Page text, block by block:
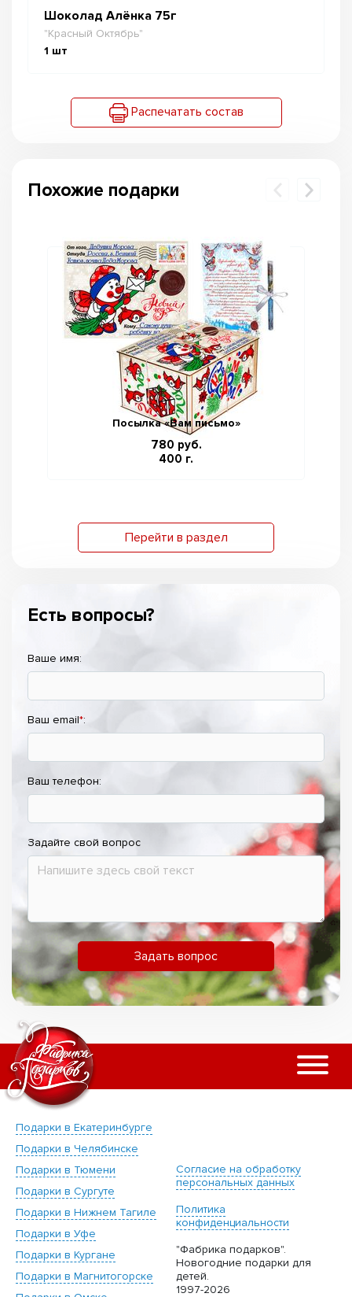
Шоколад Алёнка 75г
"Красный Октябрь"
1 шт
Распечатать состав
Похожие подарки
Посылка «Вам письмо»
780 руб.
400 г.
Перейти в раздел
Есть вопросы?
Ваше имя:
Ваш email*:
Ваш телефон:
Задайте свой вопрос
Задать вопрос
Подарки в Екатеринбурге
Подарки в Челябинске
Подарки в Тюмени
Подарки в Сургуте
Подарки в Нижнем Тагиле
Подарки в Уфе
Подарки в Кургане
Подарки в Магнитогорске
Согласие на обработку
персональных данных
Политика
конфиденциальности
"Фабрика подарков".
Новогодние подарки для
детей.
1997-2026